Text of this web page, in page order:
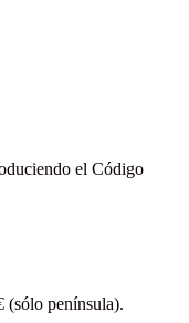
el Código
(sólo península).